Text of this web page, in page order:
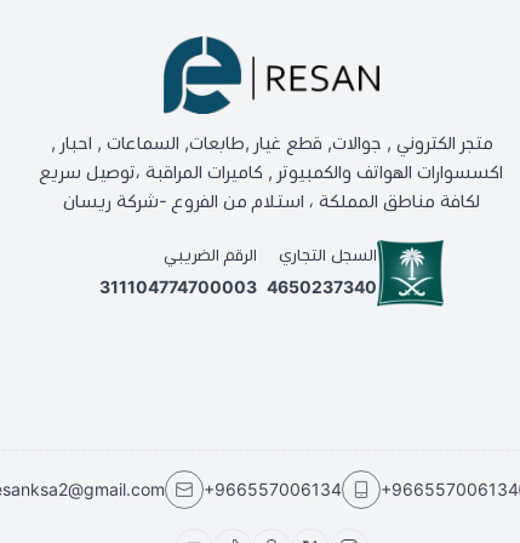
متجر الكتروني , جوالات, قطع غيار ,طابعات, السماعات , احبار ,
اكسسوارات الهواتف والكمبيوتر , كاميرات المراقبة ،توصيل سريع
لكافة مناطق المملكة ، استلام من الفروع -شركة ريسان
السجل التجاري
4650237340
الرقم الضريبي
311104774700003
+966557006134
+966557006134